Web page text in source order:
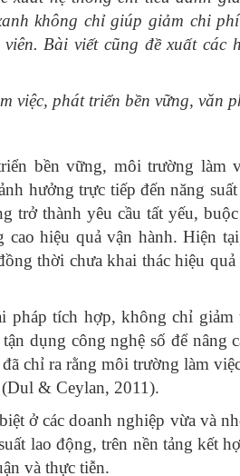
không chỉ giúp giảm chi
Bài viết cũng đề xuất các
việc, phát triển bền vững, văn
bền vững, môi trường làm
hưởng trực tiếp đến năng
trở thành yêu cầu tất yếu,
hiệu quả vận hành. Hiện
thời chưa khai thác hiệu quả
pháp tích hợp, không chỉ giảm
dụng công nghệ số để nâng
chỉ ra rằng môi trường làm
(Dul & Ceylan, 2011).
ở các doanh nghiệp vừa và
lao động, trên nền tảng kết
và thực tiễn.